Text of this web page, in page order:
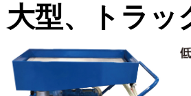
大型、トラッ